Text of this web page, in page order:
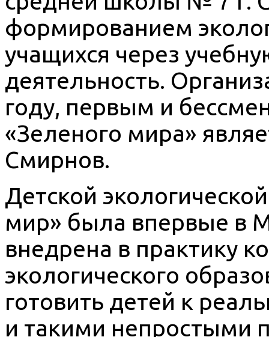
формированием
учащихся через
деятельность.
году, первым и
«Зеленого мира»
Смирнов.
Детской
мир» была впервые в
внедрена в практику
экологического
готовить детей к
и такими непростыми